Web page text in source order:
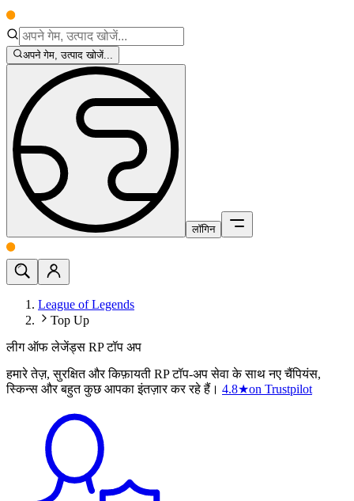
अपने गेम, उत्पाद खोजें...
लॉगिन
League of Legends
Top Up
लीग ऑफ लेजेंड्स RP टॉप अप
हमारे तेज़, सुरक्षित और किफ़ायती RP टॉप-अप सेवा के साथ नए चैंपियंस,
स्किन्स और बहुत कुछ आपका इंतज़ार कर रहे हैं। 4.8★on Trustpilot